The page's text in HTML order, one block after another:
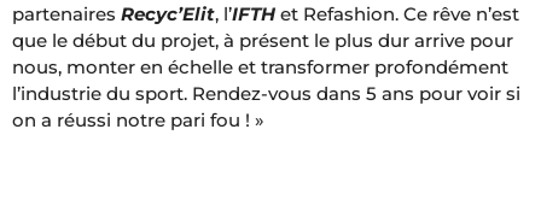
partenaires Recyc’Elit, l’IFTH et Refashion. Ce rêve n’est
que le début du projet, à présent le plus dur arrive pour
nous, monter en échelle et transformer profondément
l’industrie du sport. Rendez-vous dans 5 ans pour voir si
on a réussi notre pari fou ! »